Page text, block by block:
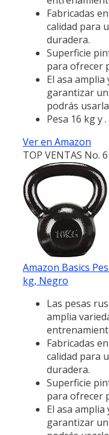
Fabricadas
calidad para
duradera.
Superficie
para ofrecer
El asa amplia
garantizar
podrás
Pesa 16 kg y .
Ver en Amazon
TOP VENTAS No. 6
Amazon Basics
kg, Negro
Las pesas
amplia
Fabricadas
calidad para
duradera.
Superficie
para ofrecer
El asa amplia
garantizar